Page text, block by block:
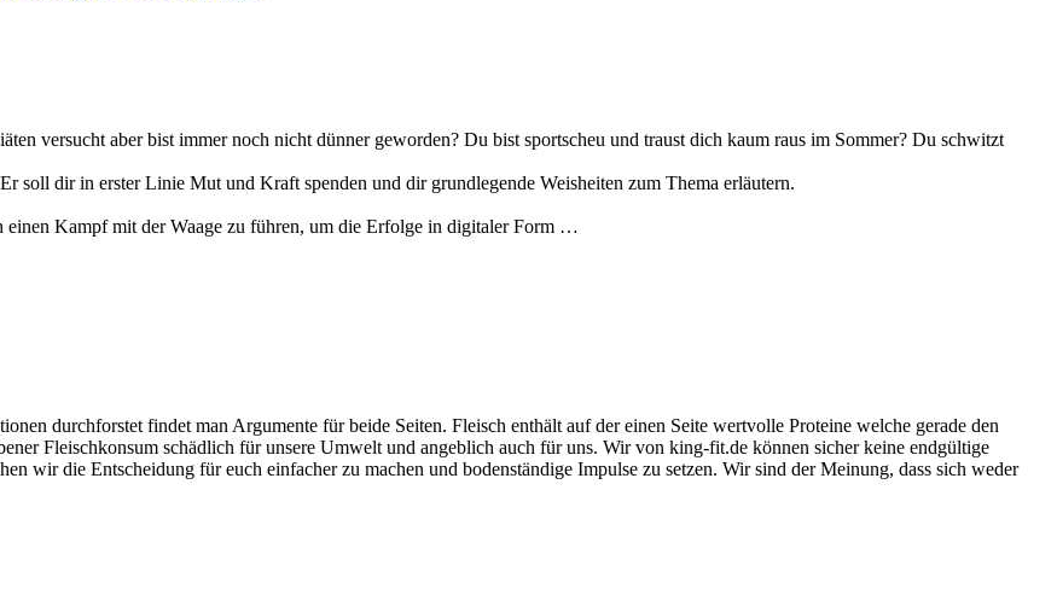
versucht aber bist immer noch nicht dünner geworden? Du bist sportscheu und traust dich kaum raus im Sommer? Du schwitzt
soll dir in erster Linie Mut und Kraft spenden und dir grundlegende Weisheiten zum Thema erläutern.
Kampf mit der Waage zu führen, um die Erfolge in digitaler Form …
durchforstet findet man Argumente für beide Seiten. Fleisch enthält auf der einen Seite wertvolle Proteine welche gerade den
Fleischkonsum schädlich für unsere Umwelt und angeblich auch für uns. Wir von king-fit.de können sicher keine endgültige
wir die Entscheidung für euch einfacher zu machen und bodenständige Impulse zu setzen. Wir sind der Meinung, dass sich weder